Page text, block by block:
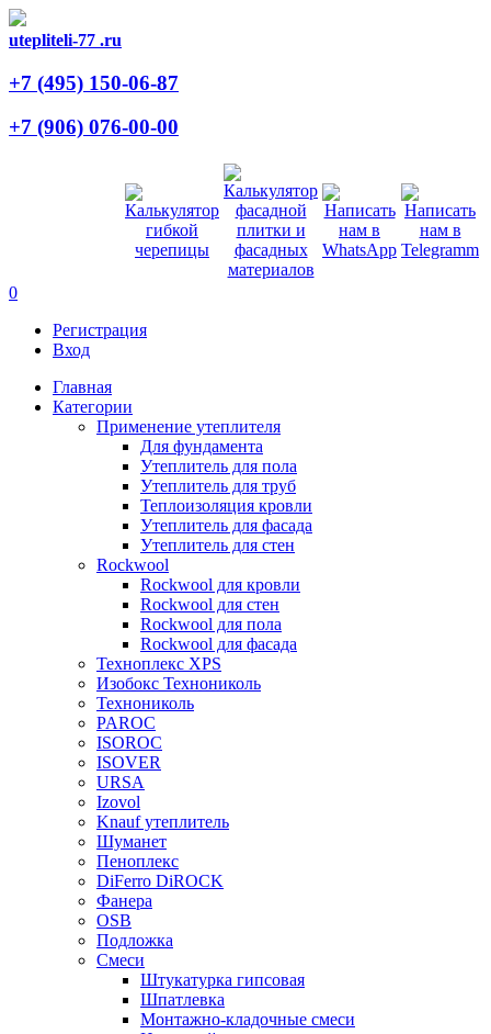
utepliteli-77 .ru
+7 (495) 150-06-87
+7 (906) 076-00-00
0
Регистрация
Вход
Главная
Категории
Применение утеплителя
Для фундамента
Утеплитель для пола
Утеплитель для труб
Теплоизоляция кровли
Утеплитель для фасада
Утеплитель для стен
Rockwool
Rockwool для кровли
Rockwool для стен
Rockwool для пола
Rockwool для фасада
Техноплекс XPS
Изобокс Технониколь
Технониколь
PAROC
ISOROC
ISOVER
URSA
Izovol
Knauf утеплитель
Шуманет
Пеноплекс
DiFerro DiROCK
Фанера
OSB
Подложка
Смеси
Штукатурка гипсовая
Шпатлевка
Монтажно-кладочные смеси